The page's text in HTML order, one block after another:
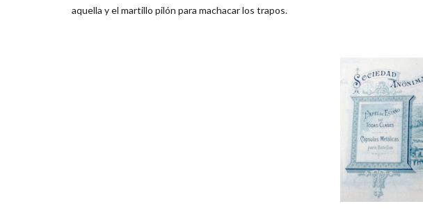
aquella y el martillo pilón para machacar los trapos.